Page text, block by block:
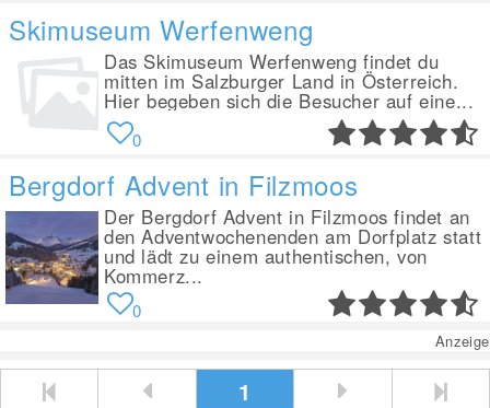
Skimuseum Werfenweng
Das Skimuseum Werfenweng findet du
mitten im Salzburger Land in Österreich.
Hier begeben sich die Besucher auf eine...
0
Bergdorf Advent in Filzmoos
Der Bergdorf Advent in Filzmoos findet an
den Adventwochenenden am Dorfplatz statt
und lädt zu einem authentischen, von
Kommerz...
0
Anzeige
1